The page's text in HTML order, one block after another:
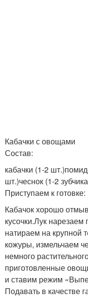
Кабачки с овощами
Состав:
кабачки (1-2
шт.)чеснок (1-2
Приступаем к готовке:
Кабачок хорошо
кусочки.Лук
натираем на крупной
кожуры, измельчаем
немного
приготовленные
и ставим режим
Подавать в качестве